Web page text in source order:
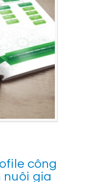
công
nuôi gia